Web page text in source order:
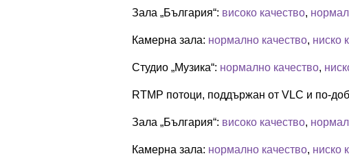
Зала „България“: високо качество,
Камерна зала: нормално качество, ниско
Студио „Музика“: нормално качество,
RTMP потоци, поддържан от VLC и по-
Зала „България“: високо качество,
Камерна зала: нормално качество, ниско